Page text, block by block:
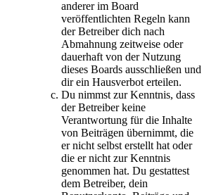
anderer im Board
veröffentlichten Regeln kann
der Betreiber dich nach
Abmahnung zeitweise oder
dauerhaft von der Nutzung
dieses Boards ausschließen und
dir ein Hausverbot erteilen.
Du nimmst zur Kenntnis, dass
der Betreiber keine
Verantwortung für die Inhalte
von Beiträgen übernimmt, die
er nicht selbst erstellt hat oder
die er nicht zur Kenntnis
genommen hat. Du gestattest
dem Betreiber, dein